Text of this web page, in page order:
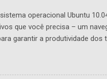
operacional Ubuntu
que você precisa – um
garantir a produtividade
do sistema bem como
roupagem como interface,